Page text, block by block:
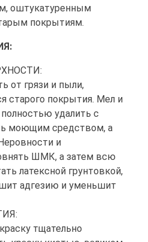
оштукатуренным
покрытиям.
от грязи и пыли,
старого покрытия. Мел и
удалить с
моющим средством, а
и
ШМК, а затем всю
латексной грунтовкой,
адгезию и уменьшит
тщательно